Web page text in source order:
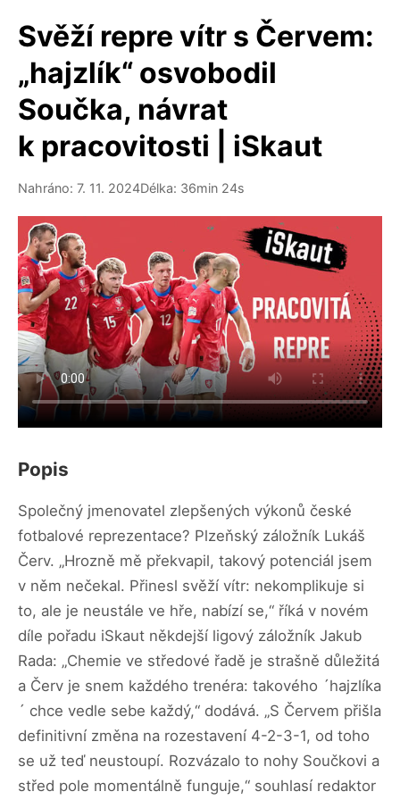
Svěží repre vítr s Červem:
„hajzlík“ osvobodil
Součka, návrat
k pracovitosti | iSkaut
Nahráno: 7. 11. 2024Délka: 36min 24s
Popis
Společný jmenovatel zlepšených výkonů české
fotbalové reprezentace? Plzeňský záložník Lukáš
Červ. „Hrozně mě překvapil, takový potenciál jsem
v něm nečekal. Přinesl svěží vítr: nekomplikuje si
to, ale je neustále ve hře, nabízí se,“ říká v novém
díle pořadu iSkaut někdejší ligový záložník Jakub
Rada: „Chemie ve středové řadě je strašně důležitá
a Červ je snem každého trenéra: takového ´hajzlíka
´ chce vedle sebe každý,“ dodává. „S Červem přišla
definitivní změna na rozestavení 4-2-3-1, od toho
se už teď neustoupí. Rozvázalo to nohy Součkovi a
střed pole momentálně funguje,“ souhlasí redaktor